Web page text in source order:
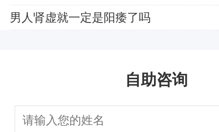
男人肾虚就一定是阳痿了吗
自助咨询